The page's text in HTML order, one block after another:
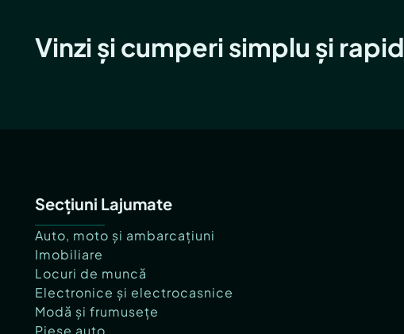
Vinzi și cumperi simplu și rapid
Secțiuni Lajumate
Auto, moto și ambarcațiuni
Imobiliare
Locuri de muncă
Electronice și electrocasnice
Modă și frumusețe
Piese auto